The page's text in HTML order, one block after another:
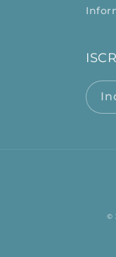
©